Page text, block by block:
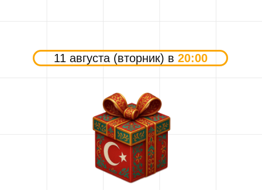
Хватит
переплачиватьза
путешествия и